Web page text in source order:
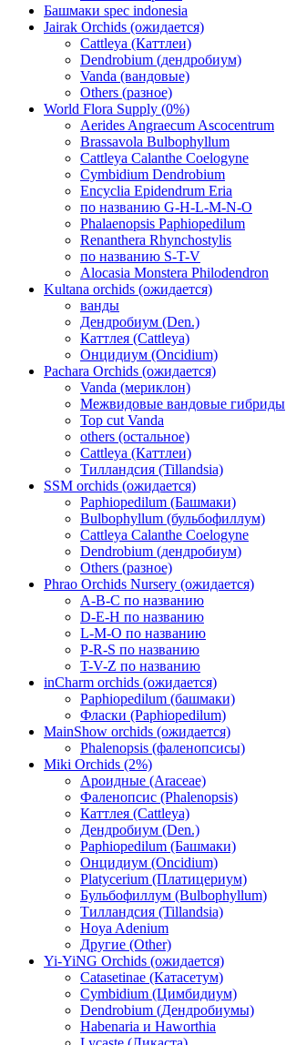
Башмаки spec indonesia
Jairak Orchids (ожидается)
Cattleya (Каттлеи)
Dendrobium (дендробиум)
Vanda (вандовые)
Others (разное)
World Flora Supply (0%)
Aerides Angraecum Ascocentrum
Brassavola Bulbophyllum
Cattleya Calanthe Coelogyne
Cymbidium Dendrobium
Encyclia Epidendrum Eria
по названию G-H-L-M-N-O
Phalaenopsis Paphiopedilum
Renanthera Rhynchostylis
по названию S-T-V
Alocasia Monstera Philodendron
Kultana orchids (ожидается)
ванды
Дендробиум (Den.)
Каттлея (Cattleya)
Онцидиум (Oncidium)
Pachara Orchids (ожидается)
Vanda (мериклон)
Межвидовые вандовые гибриды
Top cut Vanda
others (остальное)
Cattleya (Каттлеи)
Тилландсия (Tillandsia)
SSM orchids (ожидается)
Paphiopedilum (Башмаки)
Bulbophyllum (бульбофиллум)
Cattleya Calanthe Coelogyne
Dendrobium (дендробиум)
Others (разное)
Phrao Orchids Nursery (ожидается)
A-B-C по названию
D-E-H по названию
L-M-O по названию
P-R-S по названию
T-V-Z по названию
inCharm orchids (ожидается)
Paphiopedilum (башмаки)
Фласки (Paphiopedilum)
MainShow orchids (ожидается)
Phalenopsis (фаленопсисы)
Miki Orchids (2%)
Ароидные (Araceae)
Фаленопсис (Phalenopsis)
Каттлея (Cattleya)
Дендробиум (Den.)
Paphiopedilum (Башмаки)
Онцидиум (Oncidium)
Platycerium (Платицериум)
Бульбофиллум (Bulbophyllum)
Тилландсия (Tillandsia)
Hoya Adenium
Другие (Other)
Yi-YiNG Orchids (ожидается)
Catasetinae (Катасетум)
Cymbidium (Цимбидиум)
Dendrobium (Дендробиумы)
Habenaria и Haworthia